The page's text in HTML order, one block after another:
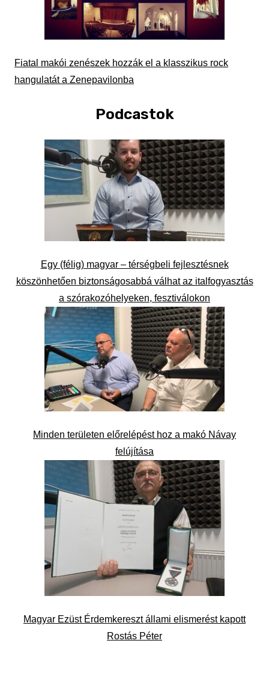
Fiatal makói zenészek hozzák el a klasszikus rock
hangulatát a Zenepavilonba
Podcastok
Egy (félig) magyar – térségbeli fejlesztésnek
köszönhetően biztonságosabbá válhat az italfogyasztás
a szórakozóhelyeken, fesztiválokon
Minden területen előrelépést hoz a makó Návay
felújítása
Magyar Ezüst Érdemkereszt állami elismerést kapott
Rostás Péter